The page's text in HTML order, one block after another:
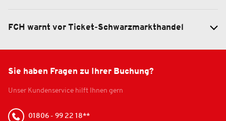
FCH warnt vor Ticket-Schwarzmarkthandel
Sie haben Fragen zu Ihrer Buchung?
Unser Kundenservice hilft Ihnen gern
01806 - 99 22 18**